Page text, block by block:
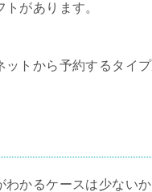
があります。
トから予約するタイプ
わかるケースは少ない